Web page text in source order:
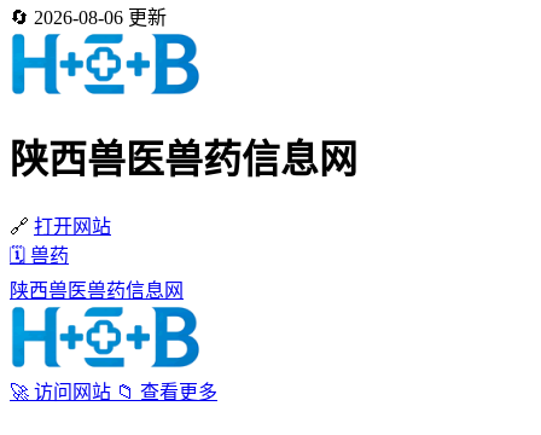
🔄 2026-08-06 更新
陕西兽医兽药信息网
🔗 打开网站
🗓 兽药
陕西兽医兽药信息网
🚀 访问网站 📁 查看更多